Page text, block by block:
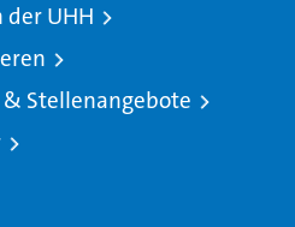
der UHH
Stellenangebote